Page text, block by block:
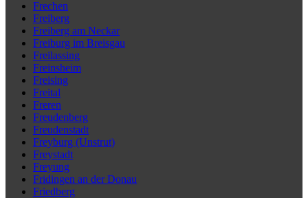
Frechen
Freiberg
Freiberg am Neckar
Freiburg im Breisgau
Freilassing
Freinsheim
Freising
Freital
Freren
Freudenberg
Freudenstadt
Freyburg (Unstrut)
Freystadt
Freyung
Fridingen an der Donau
Friedberg